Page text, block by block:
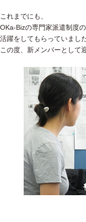
これまでにも、
OKa-Bizの専門家派遣制度
活躍をしてもらっていました
この度、新メンバーとして